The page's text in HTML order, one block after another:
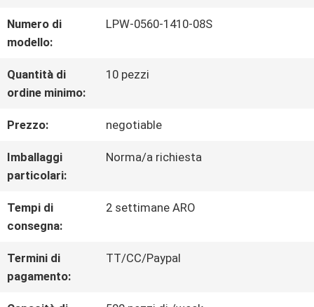
NOI
GIRO
DELLA
FABBRICA
CONTROLLO
DI
QUALITÀ
CONTATTICI
Numero di
modello:
LPW-0560-1410-08S
Quantità di
ordine minimo:
10 pezzi
Prezzo: negotiable
Imballaggi
particolari:
Norma/a richiesta
Tempi di
consegna:
2 settimane ARO
Termini di
pagamento:
TT/CC/Paypal